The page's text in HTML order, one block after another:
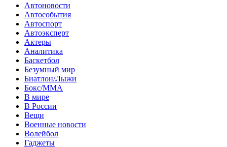
Автоновости
Автособытия
Автоспорт
Автоэксперт
Актеры
Аналитика
Баскетбол
Безумный мир
Биатлон/Лыжи
Бокс/MMA
В мире
В России
Вещи
Военные новости
Волейбол
Гаджеты